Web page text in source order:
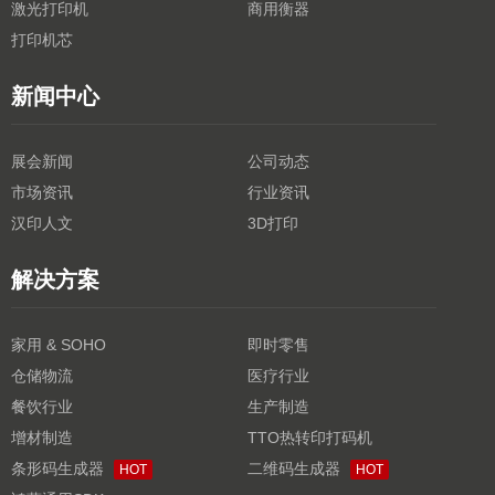
激光打印机
商用衡器
打印机芯
新闻中心
展会新闻
公司动态
市场资讯
行业资讯
汉印人文
3D打印
解决方案
家用 & SOHO
即时零售
仓储物流
医疗行业
餐饮行业
生产制造
增材制造
TTO热转印打码机
条形码生成器
HOT 二维码生成器 HOT